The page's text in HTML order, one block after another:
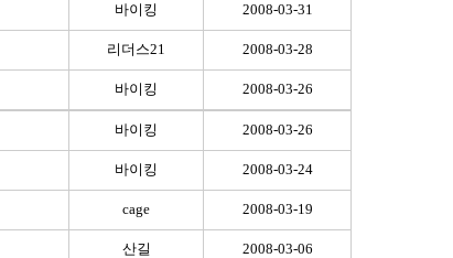
바이킹 2008-03-31
리더스21 2008-03-28
바이킹 2008-03-26
바이킹 2008-03-26
바이킹 2008-03-24
cage 2008-03-19
산길 2008-03-06